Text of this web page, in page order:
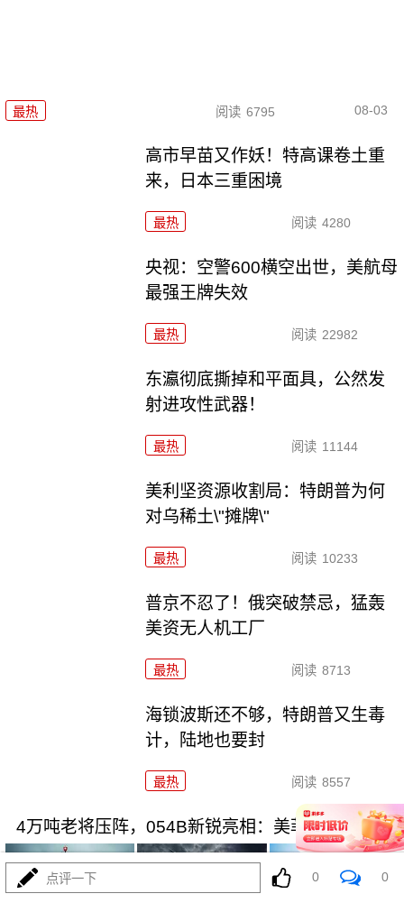
最热 阅读 6795 08-03
高市早苗又作妖！特高课卷土重
来，日本三重困境
最热 阅读 4280
央视：空警600横空出世，美航母
最强王牌失效
最热 阅读 22982
东瀛彻底撕掉和平面具，公然发
射进攻性武器！
最热 阅读 11144
美利坚资源收割局：特朗普为何
对乌稀土\"摊牌\"
最热 阅读 10233
普京不忍了！俄突破禁忌，猛轰
美资无人机工厂
最热 阅读 8713
海锁波斯还不够，特朗普又生毒
计，陆地也要封
最热 阅读 8557
4万吨老将压阵，054B新锐亮相：美菲仔细品品
点评一下 0 0